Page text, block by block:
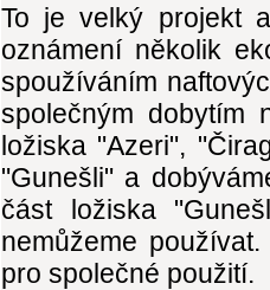
To je velký projekt
oznámení několik
spoužíváním
společným dobytím
ložiska "Azeri",
"Gunešli" a
část ložiska
nemůžeme
pro společné použití.